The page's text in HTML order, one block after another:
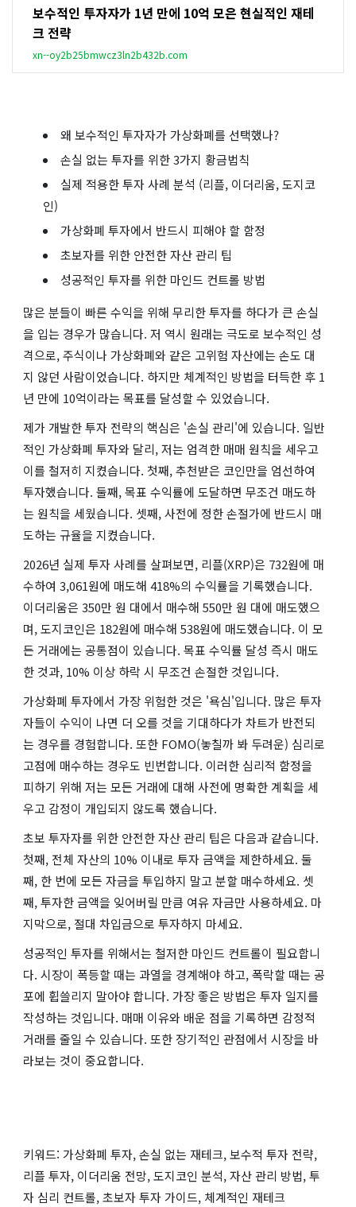
보수적인 투자자가 1년 만에 10억 모은 현실적인 재테
크 전략
xn--oy2b25bmwcz3ln2b432b.com
왜 보수적인 투자자가 가상화폐를 선택했나?
손실 없는 투자를 위한 3가지 황금법칙
실제 적용한 투자 사례 분석 (리플, 이더리움, 도지코
인)
가상화폐 투자에서 반드시 피해야 할 함정
초보자를 위한 안전한 자산 관리 팁
성공적인 투자를 위한 마인드 컨트롤 방법
많은 분들이 빠른 수익을 위해 무리한 투자를 하다가 큰 손실
을 입는 경우가 많습니다. 저 역시 원래는 극도로 보수적인 성
격으로, 주식이나 가상화폐와 같은 고위험 자산에는 손도 대
지 않던 사람이었습니다. 하지만 체계적인 방법을 터득한 후 1
년 만에 10억이라는 목표를 달성할 수 있었습니다.
제가 개발한 투자 전략의 핵심은 '손실 관리'에 있습니다. 일반
적인 가상화폐 투자와 달리, 저는 엄격한 매매 원칙을 세우고
이를 철저히 지켰습니다. 첫째, 추천받은 코인만을 엄선하여
투자했습니다. 둘째, 목표 수익률에 도달하면 무조건 매도하
는 원칙을 세웠습니다. 셋째, 사전에 정한 손절가에 반드시 매
도하는 규율을 지켰습니다.
2026년 실제 투자 사례를 살펴보면, 리플(XRP)은 732원에 매
수하여 3,061원에 매도해 418%의 수익률을 기록했습니다.
이더리움은 350만 원 대에서 매수해 550만 원 대에 매도했으
며, 도지코인은 182원에 매수해 538원에 매도했습니다. 이 모
든 거래에는 공통점이 있습니다. 목표 수익률 달성 즉시 매도
한 것과, 10% 이상 하락 시 무조건 손절한 것입니다.
가상화폐 투자에서 가장 위험한 것은 '욕심'입니다. 많은 투자
자들이 수익이 나면 더 오를 것을 기대하다가 차트가 반전되
는 경우를 경험합니다. 또한 FOMO(놓칠까 봐 두려운) 심리로
고점에 매수하는 경우도 빈번합니다. 이러한 심리적 함정을
피하기 위해 저는 모든 거래에 대해 사전에 명확한 계획을 세
우고 감정이 개입되지 않도록 했습니다.
초보 투자자를 위한 안전한 자산 관리 팁은 다음과 같습니다.
첫째, 전체 자산의 10% 이내로 투자 금액을 제한하세요. 둘
째, 한 번에 모든 자금을 투입하지 말고 분할 매수하세요. 셋
째, 투자한 금액을 잊어버릴 만큼 여유 자금만 사용하세요. 마
지막으로, 절대 차입금으로 투자하지 마세요.
성공적인 투자를 위해서는 철저한 마인드 컨트롤이 필요합니
다. 시장이 폭등할 때는 과열을 경계해야 하고, 폭락할 때는 공
포에 휩쓸리지 말아야 합니다. 가장 좋은 방법은 투자 일지를
작성하는 것입니다. 매매 이유와 배운 점을 기록하면 감정적
거래를 줄일 수 있습니다. 또한 장기적인 관점에서 시장을 바
라보는 것이 중요합니다.
키워드: 가상화폐 투자, 손실 없는 재테크, 보수적 투자 전략,
리플 투자, 이더리움 전망, 도지코인 분석, 자산 관리 방법, 투
자 심리 컨트롤, 초보자 투자 가이드, 체계적인 재테크